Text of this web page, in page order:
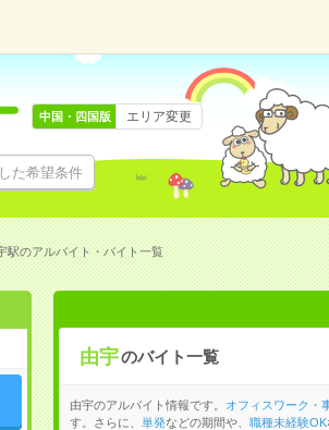
た希望条件
中国・四国版 エリア変更
駅のアルバイト・バイト一覧
由宇のバイト一覧
由宇のアルバイト情報です。 オフィスワーク・
す。さらに、
単発などの期間や、 職種未経験OK